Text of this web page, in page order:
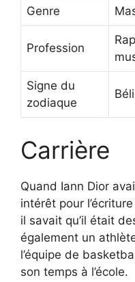
Genre
Profession
Signe du
zodiaque
Carrière
Quand Iann Dior
intérêt pour
il savait qu’il était
également un
l’équipe de
son temps à l’école.